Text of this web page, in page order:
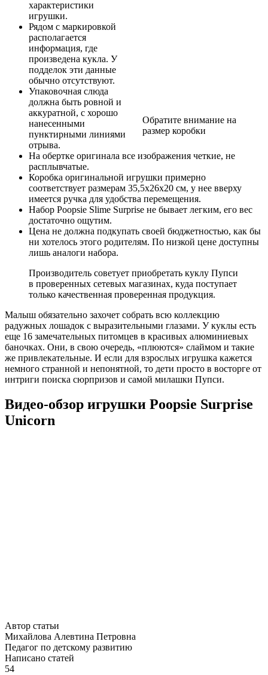
Обратите внимание на
размер коробки
характеристики
игрушки.
Рядом с маркировкой
располагается
информация, где
произведена кукла. У
подделок эти данные
обычно отсутствуют.
Упаковочная слюда
должна быть ровной и
аккуратной, с хорошо
нанесенными
пунктирными линиями
отрыва.
На обертке оригинала все изображения четкие, не
расплывчатые.
Коробка оригинальной игрушки примерно
соответствует размерам 35,5х26х20 см, у нее вверху
имеется ручка для удобства перемещения.
Набор Poopsie Slime Surprise не бывает легким, его вес
достаточно ощутим.
Цена не должна подкупать своей бюджетностью, как бы
ни хотелось этого родителям. По низкой цене доступны
лишь аналоги набора.
Производитель советует приобретать куклу Пупси
в проверенных сетевых магазинах, куда поступает
только качественная проверенная продукция.
Малыш обязательно захочет собрать всю коллекцию
радужных лошадок с выразительными глазами. У куклы есть
еще 16 замечательных питомцев в красивых алюминиевых
баночках. Они, в свою очередь, «плюются» слаймом и такие
же привлекательные. И если для взрослых игрушка кажется
немного странной и непонятной, то дети просто в восторге от
интриги поиска сюрпризов и самой милашки Пупси.
Видео-обзор игрушки Poopsie Surprise
Unicorn
Автор статьи
Михайлова Алевтина Петровна
Педагог по детскому развитию
Написано статей
54